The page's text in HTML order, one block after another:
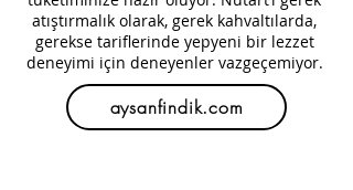
atıştırmalık olarak, gerek kahvaltılarda,
gerekse tariflerinde yepyeni bir lezzet
deneyimi için deneyenler vazgeçemiyor.
aysanfindik.com